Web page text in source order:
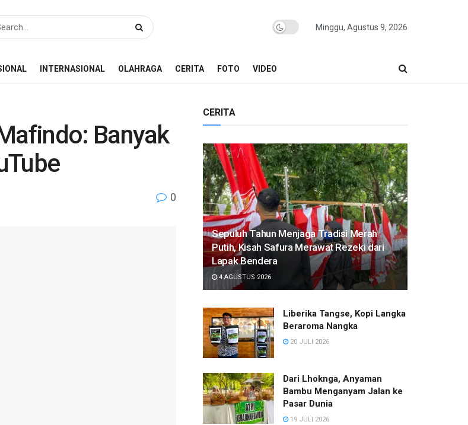
Minggu, Agustus 9, 2026
INTERNASIONAL OLAHRAGA CERITA FOTO VIDEO
Banyak
0
CERITA
Sepuluh Tahun Menjaga Tradisi Merah
Putih, Kisah Safura Merawat Rezeki dari
Lapak Bendera
4 AGUSTUS 2026
Liberika Tangse, Kopi Langka
Beraroma Nangka
20 JULI 2026
Dari Lhoknga, Anyaman
Bambu Menganyam Jalan ke
Pasar Dunia
19 JULI 2026